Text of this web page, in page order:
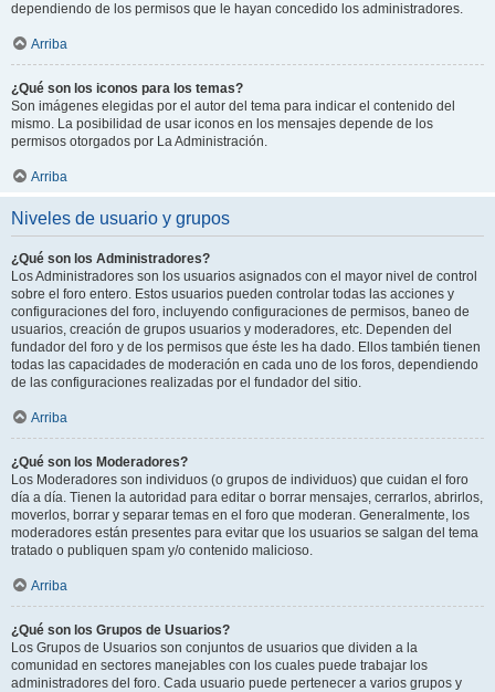
dependiendo de los permisos que le hayan concedido los administradores.
Arriba
¿Qué son los iconos para los temas?
Son imágenes elegidas por el autor del tema para indicar el contenido del
mismo. La posibilidad de usar iconos en los mensajes depende de los
permisos otorgados por La Administración.
Arriba
Niveles de usuario y grupos
¿Qué son los Administradores?
Los Administradores son los usuarios asignados con el mayor nivel de control
sobre el foro entero. Estos usuarios pueden controlar todas las acciones y
configuraciones del foro, incluyendo configuraciones de permisos, baneo de
usuarios, creación de grupos usuarios y moderadores, etc. Dependen del
fundador del foro y de los permisos que éste les ha dado. Ellos también tienen
todas las capacidades de moderación en cada uno de los foros, dependiendo
de las configuraciones realizadas por el fundador del sitio.
Arriba
¿Qué son los Moderadores?
Los Moderadores son individuos (o grupos de individuos) que cuidan el foro
día a día. Tienen la autoridad para editar o borrar mensajes, cerrarlos, abrirlos,
moverlos, borrar y separar temas en el foro que moderan. Generalmente, los
moderadores están presentes para evitar que los usuarios se salgan del tema
tratado o publiquen spam y/o contenido malicioso.
Arriba
¿Qué son los Grupos de Usuarios?
Los Grupos de Usuarios son conjuntos de usuarios que dividen a la
comunidad en sectores manejables con los cuales puede trabajar los
administradores del foro. Cada usuario puede pertenecer a varios grupos y